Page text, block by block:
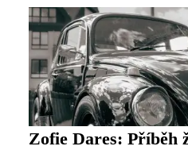
Zofie Dares: Příběh